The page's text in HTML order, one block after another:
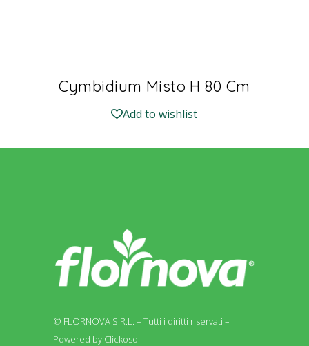
Cymbidium Misto H 80 Cm
Add to wishlist
© FLORNOVA S.R.L. – Tutti i diritti riservati –
Powered by Clickoso